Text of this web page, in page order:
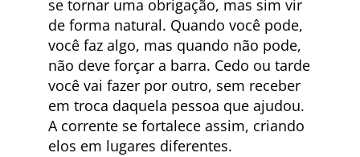
se tornar uma obrigação, mas sim vir
de forma natural. Quando você pode,
você faz algo, mas quando não pode,
não deve forçar a barra. Cedo ou tarde
você vai fazer por outro, sem receber
em troca daquela pessoa que ajudou.
A corrente se fortalece assim, criando
elos em lugares diferentes.